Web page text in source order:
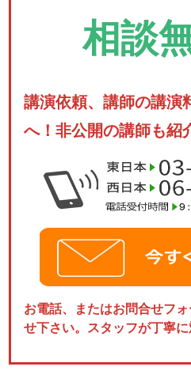
相談
講演依頼、講師の講演
へ！非公開の講師も紹
お電話、またはお問合せフ
せ下さい。スタッフが丁寧に